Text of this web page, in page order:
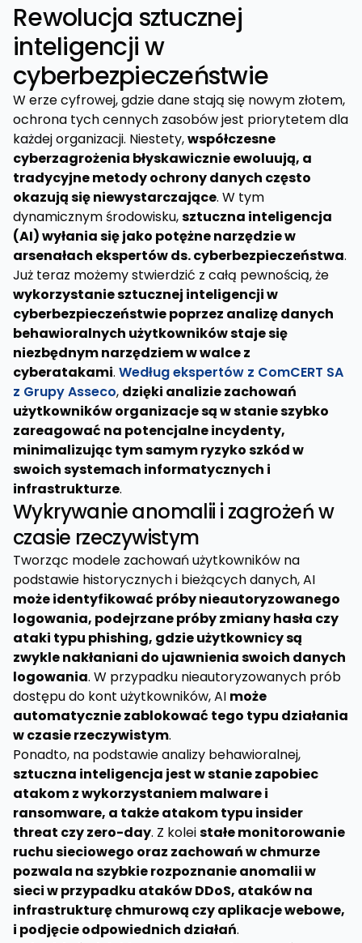
Rewolucja sztucznej
inteligencji w
cyberbezpieczeństwie
W erze cyfrowej, gdzie dane stają się nowym złotem,
ochrona tych cennych zasobów jest priorytetem dla
każdej organizacji. Niestety,współczesne
cyberzagrożenia błyskawicznie ewoluują, a
tradycyjne metody ochrony danych często
okazują się niewystarczające. W tym
dynamicznym środowisku,sztuczna inteligencja
(AI) wyłania się jako potężne narzędzie w
arsenałach ekspertów ds. cyberbezpieczeństwa.
Już teraz możemy stwierdzić z całą pewnością, że
wykorzystanie sztucznej inteligencji w
cyberbezpieczeństwie poprzez analizę danych
behawioralnych użytkowników staje się
niezbędnym narzędziem w walce z
cyberatakami. Według ekspertów z ComCERT SA
z Grupy Asseco, dzięki analizie zachowań
użytkowników organizacje są w stanie szybko
zareagować na potencjalne incydenty,
minimalizując tym samym ryzyko szkód w
swoich systemach informatycznych i
infrastrukturze.
Wykrywanie anomalii i zagrożeń w
czasie rzeczywistym
Tworząc modele zachowań użytkowników na
podstawie historycznych i bieżących danych, AI
może identyfikować próby nieautoryzowanego
logowania, podejrzane próby zmiany hasła czy
ataki typu phishing, gdzie użytkownicy są
zwykle nakłaniani do ujawnienia swoich danych
logowania. W przypadku nieautoryzowanych prób
dostępu do kont użytkowników, AI może
automatycznie zablokować tego typu działania
w czasie rzeczywistym.
Ponadto, na podstawie analizy behawioralnej,
sztuczna inteligencja jest w stanie zapobiec
atakom z wykorzystaniem malware i
ransomware, a także atakom typu insider
threat czy zero-day. Z koleistałe monitorowanie
ruchu sieciowego oraz zachowań w chmurze
pozwala na szybkie rozpoznanie anomalii w
sieci w przypadku ataków DDoS, ataków na
infrastrukturę chmurową czy aplikacje webowe,
i podjęcie odpowiednich działań.